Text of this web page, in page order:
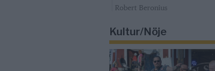
Robert Beronius
Kultur/Nöje